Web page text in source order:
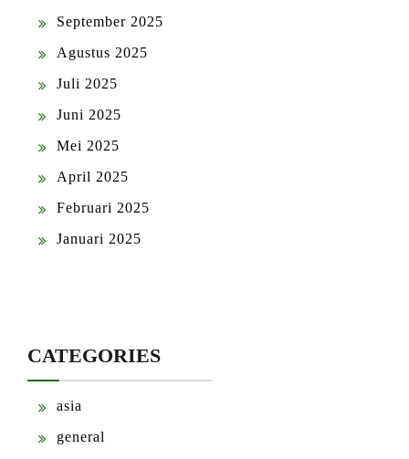
September 2025
Agustus 2025
Juli 2025
Juni 2025
Mei 2025
April 2025
Februari 2025
Januari 2025
CATEGORIES
asia
general